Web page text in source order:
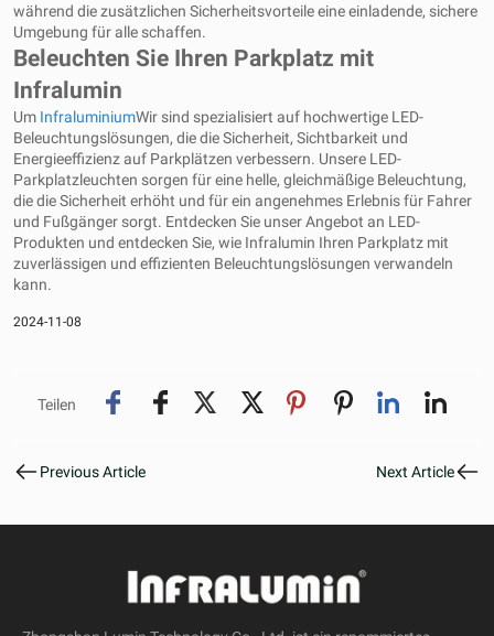
während die zusätzlichen Sicherheitsvorteile eine einladende, sichere
Umgebung für alle schaffen.
Beleuchten Sie Ihren Parkplatz mit
Infralumin
Um InfraluminiumWir sind spezialisiert auf hochwertige LED-
Beleuchtungslösungen, die die Sicherheit, Sichtbarkeit und
Energieeffizienz auf Parkplätzen verbessern. Unsere LED-
Parkplatzleuchten sorgen für eine helle, gleichmäßige Beleuchtung,
die die Sicherheit erhöht und für ein angenehmes Erlebnis für Fahrer
und Fußgänger sorgt. Entdecken Sie unser Angebot an LED-
Produkten und entdecken Sie, wie Infralumin Ihren Parkplatz mit
zuverlässigen und effizienten Beleuchtungslösungen verwandeln
kann.
2024-11-08
Teilen
Previous Article Next Article